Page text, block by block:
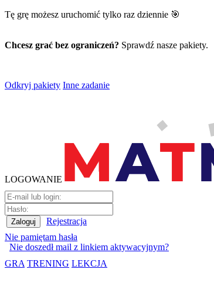
Tę grę możesz uruchomić tylko raz dziennie 🎯
Chcesz grać bez ograniczeń? Sprawdź nasze pakiety.
Odkryj pakiety Inne zadanie
LOGOWANIE
Rejestracja
Nie pamiętam hasła
Nie doszedł mail z linkiem aktywacyjnym?
GRA TRENING LEKCJA